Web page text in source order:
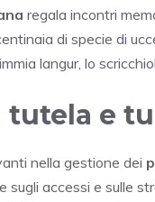
regala incontri
di specie di
langur, lo
tutela e
nella gestione dei
accessi e sulle